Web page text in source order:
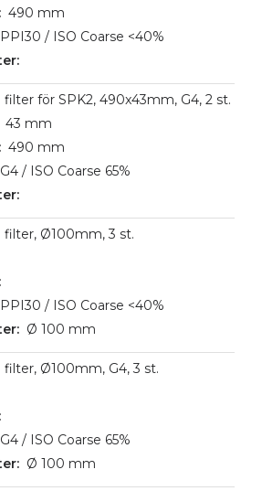
490 mm
PPI30 / ISO Coarse <40%
filter för SPK2, 490x43mm, G4, 2 st.
43 mm
490 mm
G4 / ISO Coarse 65%
filter, Ø100mm, 3 st.
PPI30 / ISO Coarse <40%
Ø 100 mm
filter, Ø100mm, G4, 3 st.
G4 / ISO Coarse 65%
Ø 100 mm